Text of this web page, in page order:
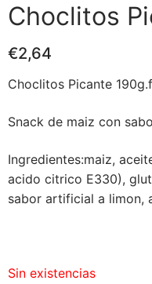
Choclitos
€2,64
Choclitos Picante
Snack de maiz con
Ingredientes:maiz,
acido citrico E330),
sabor artificial a limon,
Sin existencias